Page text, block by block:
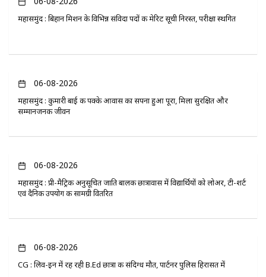
महासमुंद : बिहान मिशन के विभिन्न संविदा पदों की मेरिट सूची निरस्त, परीक्षा स्थगित
06-08-2026
महासमुंद : कुमारी बाई की पक्के आवास का सपना हुआ पूरा, मिला सुरक्षित और
सम्मानजनक जीवन
06-08-2026
महासमुंद : प्री-मैट्रिक अनुसूचित जाति बालक छात्रावास में विद्यार्थियों को लोअर, टी-शर्ट
एवं दैनिक उपयोग की सामग्री वितरित
06-08-2026
CG : लिव-इन में रह रही B.Ed छात्रा की संदिग्ध मौत, पार्टनर पुलिस हिरासत में